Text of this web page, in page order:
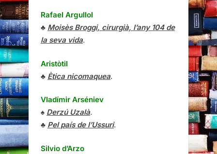
Rafael Argullol
♣ Moisès Broggi, cirurgià, l’any 104 de
la seva vida.
Aristòtil
♣ Ètica nicomaquea.
Vladímir Arséniev
♠ Derzú Uzalà.
♣ Pel país de l’Ussuri.
Silvio d’Arzo